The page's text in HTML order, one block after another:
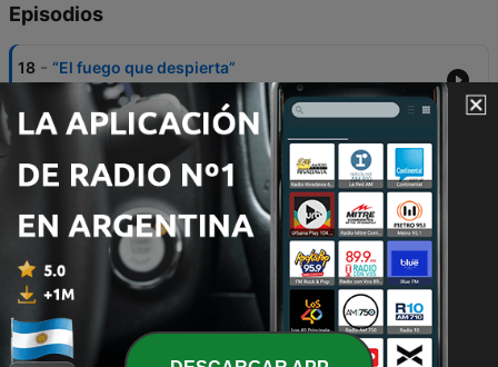
Episodios
18 - “El fuego que despierta”
17 jul. 2025
15 - Ubuntu
14 jun. 2020
- La Leyenda de Los Ahoras
08 jun. 2020
13 - Cuánto pesa una pluma?
04 jun. 2020
12 - La diferencia entre querer y amar